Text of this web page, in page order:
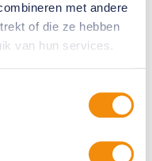
met andere
of die ze hebben
van hun services.